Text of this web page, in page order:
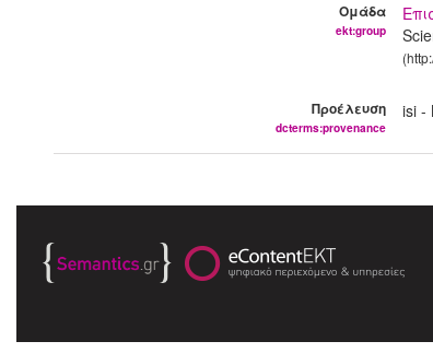
Ομάδα
ekt:group
Προέλευση
dcterms:provenance
isi -